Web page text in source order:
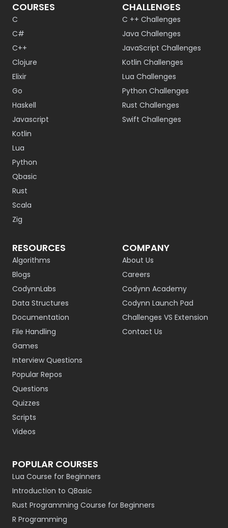
COURSES
C
C#
C++
Clojure
Elixir
Go
Haskell
Javascript
Kotlin
Lua
Python
Qbasic
Rust
Scala
Zig
CHALLENGES
C ++ Challenges
Java Challenges
JavaScript Challenges
Kotlin Challenges
Lua Challenges
Python Challenges
Rust Challenges
Swift Challenges
RESOURCES
Algorithms
Blogs
CodynnLabs
Data Structures
Documentation
File Handling
Games
Interview Questions
Popular Repos
Questions
Quizzes
Scripts
Videos
COMPANY
About Us
Careers
Codynn Academy
Codynn Launch Pad
Challenges VS Extension
Contact Us
POPULAR COURSES
Lua Course for Beginners
Introduction to QBasic
Rust Programming Course for Beginners
R Programming